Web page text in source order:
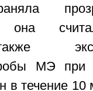
она
МЭ при
в течение